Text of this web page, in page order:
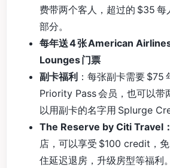
费带两个客人，超过的 $35
部分。
每年送 4 张 American
Lounges 门票
副卡福利 ：每张副卡需要 $75
Priority Pass 会员，也可以带
以用副卡的名字用 Splurge
The Reserve by Citi Travel：
店，可以享受 $100 credit，
住延迟退房，升级房型等福利